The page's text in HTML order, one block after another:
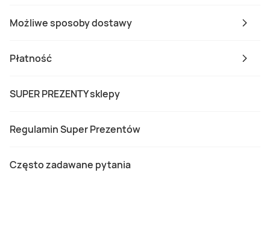
Możliwe sposoby dostawy
Płatność
SUPER PREZENTY sklepy
Regulamin Super Prezentów
Często zadawane pytania